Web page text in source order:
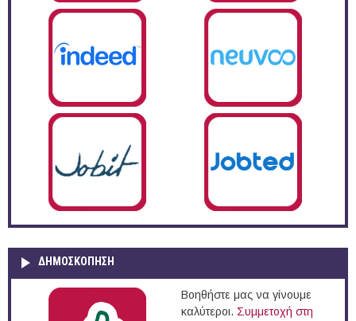
ΔΗΜΟΣΚΌΠΗΣΗ
Βοηθήστε μας να γίνουμε
καλύτεροι. Συμμετοχή στη